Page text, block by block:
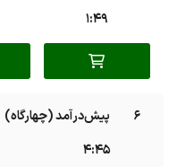
1:49
6
پیش‌درآمد (چهارگاه)
4:45